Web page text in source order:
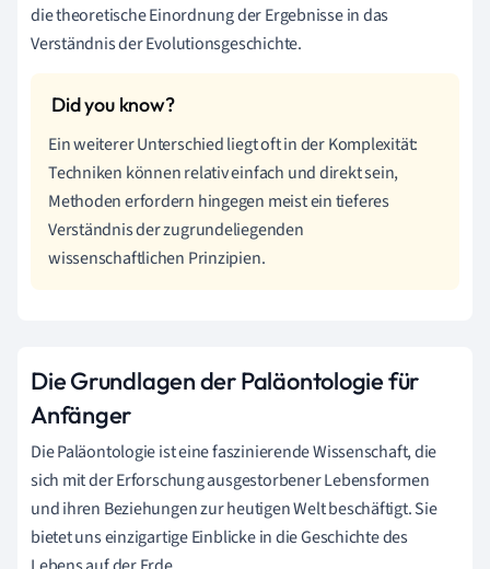
die theoretische Einordnung der Ergebnisse in das
Verständnis der Evolutionsgeschichte.
Ein weiterer Unterschied liegt oft in der Komplexität:
Techniken können relativ einfach und direkt sein,
Methoden erfordern hingegen meist ein tieferes
Verständnis der zugrundeliegenden
wissenschaftlichen Prinzipien.
Die Grundlagen der Paläontologie für
Anfänger
Die Paläontologie ist eine faszinierende Wissenschaft, die
sich mit der Erforschung ausgestorbener Lebensformen
und ihren Beziehungen zur heutigen Welt beschäftigt. Sie
bietet uns einzigartige Einblicke in die Geschichte des